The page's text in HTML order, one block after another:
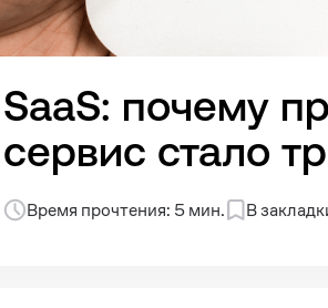
SaaS: почему
сервис стало
Время прочтения: 5 мин. В